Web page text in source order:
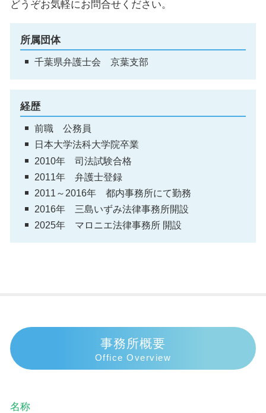
どうぞお気軽にお問合せください。
所属団体
千葉県弁護士会 京葉支部
経歴
前職 公務員
日本大学法科大学院卒業
2010年 司法試験合格
2011年 弁護士登録
2011～2016年 都内事務所にて勤務
2016年 三島いずみ法律事務所開設
2025年 マロニエ法律事務所 開設
事務所概要
Office Overview
名称